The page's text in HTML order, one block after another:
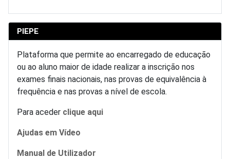
PIEPE
Plataforma que permite ao encarregado de educação
ou ao aluno maior de idade realizar a inscrição nos
exames finais nacionais, nas provas de equivalência à
frequência e nas provas a nível de escola.
Para aceder clique aqui
Ajudas em Vídeo
Manual de Utilizador